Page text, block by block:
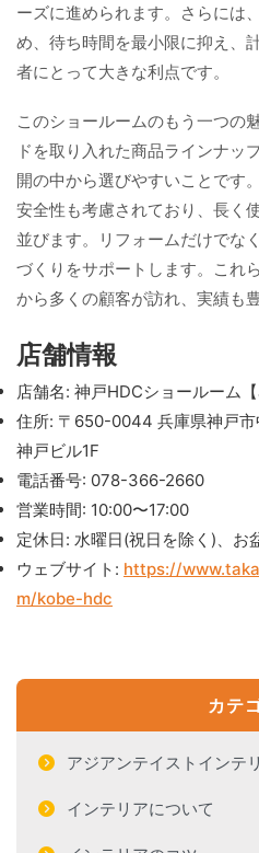
ーズに進められます。さらには
め、待ち時間を最小限に抑え、
者にとって大きな利点です。
このショールームのもう一つの
ドを取り入れた商品ラインナッ
開の中から選びやすいことです
安全性も考慮されており、長く
並びます。リフォームだけでな
づくりをサポートします。これ
から多くの顧客が訪れ、実績も豊
店舗情報
店舗名: 神戸HDCショールーム【
住所: 〒650-0044 兵庫県神戸
神戸ビル1F
電話番号: 078-366-2660
営業時間: 10:00〜17:00
定休日: 水曜日(祝日を除く)、お
ウェブサイト: https://
m/kobe-hdc
カテ
アジアンテイストインテ
インテリアについて